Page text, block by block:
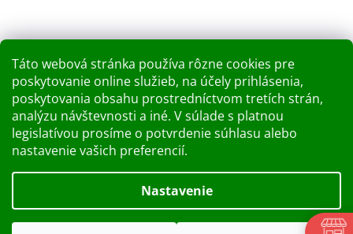
Táto webová stránka používa rôzne cookies pre
poskytovanie online služieb, na účely prihlásenia,
poskytovania obsahu prostredníctvom tretích strán,
analýzu návštevnosti a iné. V súlade s platnou
legislatívou prosíme o potvrdenie súhlasu alebo
nastavenie vašich preferencií.
Nastavenie
Dobry deň Chceme Vás informovať, že predajňa bude zatvorená
Nákupný košík
0KS / 0 €
Copyright 2026Kupelnashop.sk. Všetky práva vyhradené.